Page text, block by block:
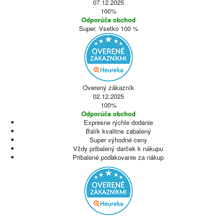
07.12.2025
100%
Odporúča obchod
Super. Vsetko 100 %
Overený zákazník
02.12.2025
100%
Odporúča obchod
Expresne rýchle dodanie
Balík kvalitne zabalený
Super výhodné ceny
Vždy pribalený darček k nákupu
Pribalené poďakovanie za nákup